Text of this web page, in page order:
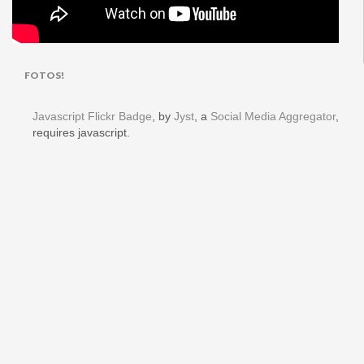
FOTOS!
Javascript Flickr Badge , by Jyst , a Social Media Aggregator,
requires javascript.